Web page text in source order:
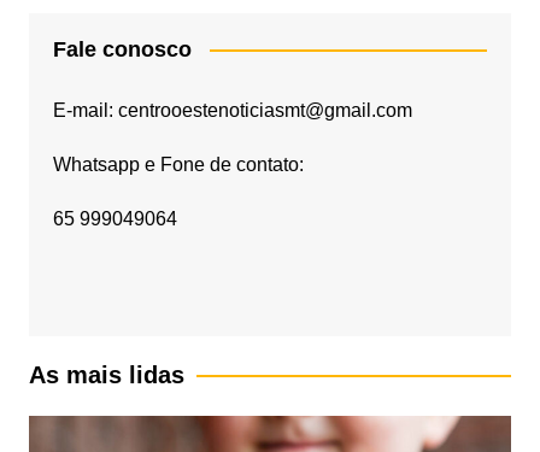
Fale conosco
E-mail: centrooestenoticiasmt@gmail.com
Whatsapp e Fone de contato:
65 999049064
As mais lidas